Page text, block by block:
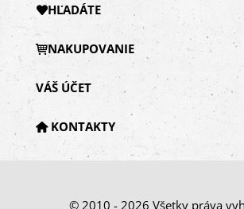
HĽADÁTE
NAKUPOVANIE
VÁŠ ÚČET
KONTAKTY
© 2010 - 2026 Všetky práva